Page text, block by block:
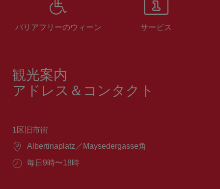
バリアフリーのウィーン サービス
観光案内
アドレス＆コンタクト
1区旧市街
場
Albertinaplatz／Maysedergasse角
営
毎日9時〜18時